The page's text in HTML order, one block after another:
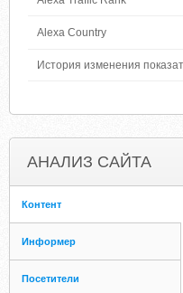
Alexa Country
История изменения
АНАЛИЗ САЙТА
Контент
Информер
Посетители